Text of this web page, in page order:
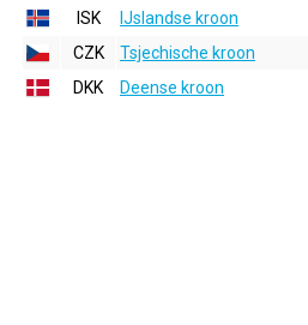
ISK
IJslandse kroon
CZK
Tsjechische kroon
DKK
Deense kroon